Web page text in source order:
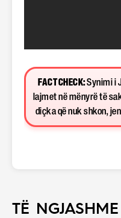
FACT CHECK:Synimi i
lajmet në mënyrë të
diçka që nuk shkon,
TË NGJASHME